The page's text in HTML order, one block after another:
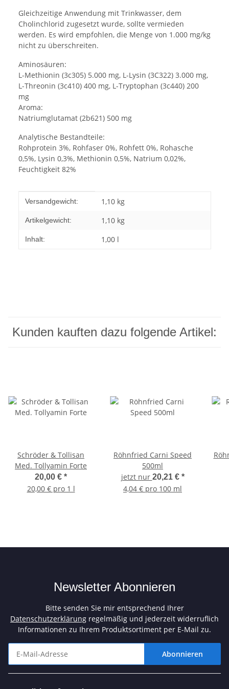
Gleichzeitige Anwendung mit Trinkwasser, dem
Cholinchlorid zugesetzt wurde, sollte vermieden
werden. Es wird empfohlen, die Menge von 1.000 mg/kg
nicht zu überschreiten.
Aminosäuren:
L-Methionin (3c305) 5.000 mg, L-Lysin (3C322) 3.000 mg,
L-Threonin (3c410) 400 mg, L-Tryptophan (3c440) 200
mg
Aroma:
Natriumglutamat (2b621) 500 mg
Analytische Bestandteile:
Rohprotein 3%, Rohfaser 0%, Rohfett 0%, Rohasche
0,5%, Lysin 0,3%, Methionin 0,5%, Natrium 0,02%,
Feuchtigkeit 82%
Produkteigenschaft
Wert
Versandgewicht: 1,10 kg
Artikelgewicht: 1,10 kg
Inhalt: 1,00 l
Kunden kauften dazu folgende Artikel:
Schröder & Tollisan
Med. Tollyamin Forte
20,00 € *
20,00 € pro 1 l
Röhnfried Carni Speed
500ml
jetzt nur 20,21 € *
4,04 € pro 100 ml
Newsletter Abonnieren
Bitte senden Sie mir entsprechend Ihrer
Datenschutzerklärung regelmäßig und jederzeit widerruflich
Informationen zu Ihrem Produktsortiment per E-Mail zu.
Abonnieren